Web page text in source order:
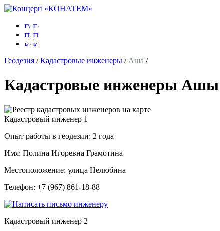
Геодезия /Кадастровые инженеры / Аша /
Кадастровые инженеры Ашы
Кадастровый инженер 1
Опыт работы в геодезии: 2 года
Имя: Полина Игоревна Грамотина
Местоположение: улица Нелюбина
Телефон: +7 (967) 861-18-88
Кадастровый инженер 2